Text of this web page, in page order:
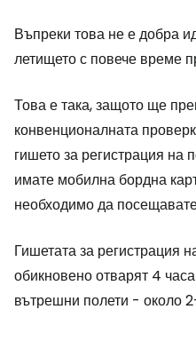
Въпреки това не е добра
летището с повече време
Това е така, защото ще
конвенционалната
гишето за регистрация на
имате мобилна бордна
необходимо да
Гишетата за регистрация
обикновено отварят 4
вътрешни полети - около